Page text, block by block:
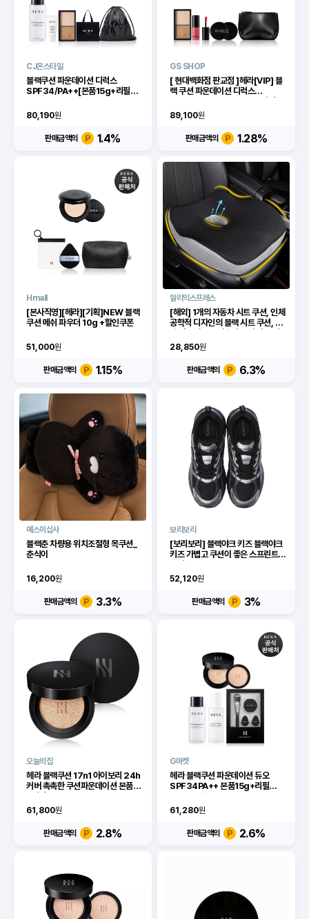
CJ온스타일
블랙쿠션 파운데이션 디럭스
SPF34/PA++[본품15g+리필
80,190원
판매금액의 1.4%
GS SHOP
[ 현대백화점 판교점 ]헤라[VIP] 블
랙 쿠션 파운데이션 디럭스
15gx2)
89,100원
판매금액의 1.28%
Hmall
[본사직영][헤라][기획]NEW 블랙
쿠션 메쉬 파우더 10g +할인쿠폰
51,000원
판매금액의 1.15%
알리익스프레스
[해외] 1개의 자동차 시트 쿠션, 인체
공학적 디자인의 블랙 시트 쿠션, 중
능, 메쉬 통풍구 포함
28,850원
판매금액의 6.3%
예스이십사
블랙춘 차량용 위치조절형 목쿠션_
춘식이
16,200원
판매금액의 3.3%
보리보리
[보리보리] 블랙야크 키즈 블랙야크
키즈 가볍고 쿠션이 좋은 스프린트젬
52,120원
판매금액의 3%
오늘의집
헤라 블랙쿠션 17n1 아이보리 24h
커버 촉촉한 쿠션파운데이션 본품
61,800원
판매금액의 2.8%
G마켓
헤라 블랙쿠션 파운데이션 듀오
SPF34PA++ 본품15g+리필
61,280원
판매금액의 2.6%